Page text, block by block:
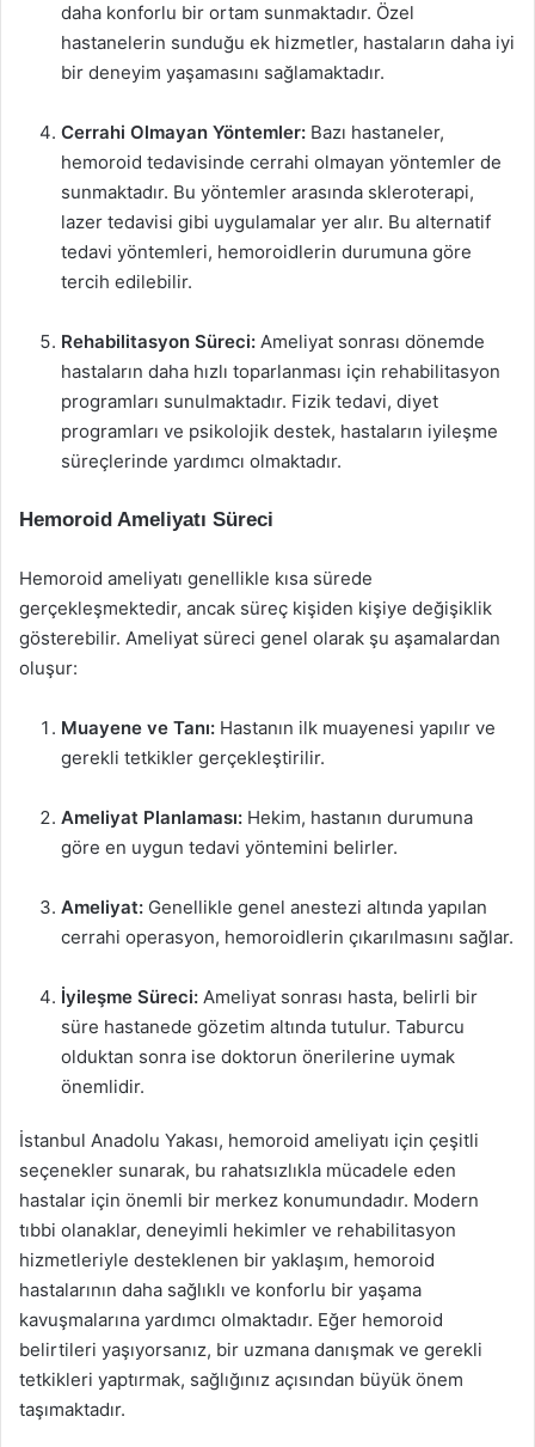
daha konforlu bir ortam sunmaktadır. Özel
hastanelerin sunduğu ek hizmetler, hastaların daha iyi
bir deneyim yaşamasını sağlamaktadır.
Cerrahi Olmayan Yöntemler: Bazı hastaneler,
hemoroid tedavisinde cerrahi olmayan yöntemler de
sunmaktadır. Bu yöntemler arasında skleroterapi,
lazer tedavisi gibi uygulamalar yer alır. Bu alternatif
tedavi yöntemleri, hemoroidlerin durumuna göre
tercih edilebilir.
Rehabilitasyon Süreci: Ameliyat sonrası dönemde
hastaların daha hızlı toparlanması için rehabilitasyon
programları sunulmaktadır. Fizik tedavi, diyet
programları ve psikolojik destek, hastaların iyileşme
süreçlerinde yardımcı olmaktadır.
Hemoroid Ameliyatı Süreci
Hemoroid ameliyatı genellikle kısa sürede
gerçekleşmektedir, ancak süreç kişiden kişiye değişiklik
gösterebilir. Ameliyat süreci genel olarak şu aşamalardan
oluşur:
Muayene ve Tanı: Hastanın ilk muayenesi yapılır ve
gerekli tetkikler gerçekleştirilir.
Ameliyat Planlaması: Hekim, hastanın durumuna
göre en uygun tedavi yöntemini belirler.
Ameliyat: Genellikle genel anestezi altında yapılan
cerrahi operasyon, hemoroidlerin çıkarılmasını sağlar.
İyileşme Süreci: Ameliyat sonrası hasta, belirli bir
süre hastanede gözetim altında tutulur. Taburcu
olduktan sonra ise doktorun önerilerine uymak
önemlidir.
İstanbul Anadolu Yakası, hemoroid ameliyatı için çeşitli
seçenekler sunarak, bu rahatsızlıkla mücadele eden
hastalar için önemli bir merkez konumundadır. Modern
tıbbi olanaklar, deneyimli hekimler ve rehabilitasyon
hizmetleriyle desteklenen bir yaklaşım, hemoroid
hastalarının daha sağlıklı ve konforlu bir yaşama
kavuşmalarına yardımcı olmaktadır. Eğer hemoroid
belirtileri yaşıyorsanız, bir uzmana danışmak ve gerekli
tetkikleri yaptırmak, sağlığınız açısından büyük önem
taşımaktadır.